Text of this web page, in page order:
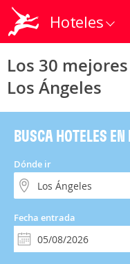
Hoteles
Los 30
Los Ángeles
BUSCA HOTELES
Dónde ir
Fecha entrada